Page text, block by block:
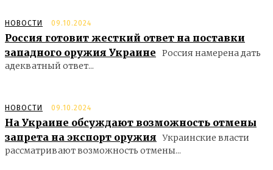
НОВОСТИ 09.10.2024
Россия готовит жесткий ответ на поставки
западного оружия Украине
Россия намерена дать
адекватный ответ...
НОВОСТИ 09.10.2024
На Украине обсуждают возможность отмены
запрета на экспорт оружия
Украинские власти
рассматривают возможность отмены...